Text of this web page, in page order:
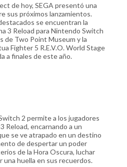
de hoy, SEGA presentó una
sus próximos lanzamientos.
se encuentran la
3 Reload para Nintendo Switch
de Two Point Museum y la
Fighter 5 R.E.V.O. World Stage
a finales de este año.
2 permite a los jugadores
Reload, encarnando a un
se ve atrapado en un destino
de despertar un poder
de la Hora Oscura, luchar
una huella en sus recuerdos.